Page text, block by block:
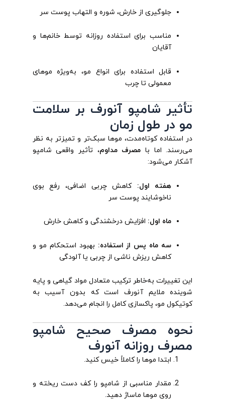
جلوگیری از خارش، شوره و التهاب پوست سر
مناسب برای استفاده روزانه توسط خانم‌ها و
آقایان
قابل استفاده برای انواع مو، به‌ویژه موهای
معمولی تا چرب
تأثیر شامپو آنورف بر سلامت
مو در طول زمان
در استفاده کوتاه‌مدت، موها سبک‌تر و تمیزتر به نظر
می‌رسند. اما با مصرف مداوم، تأثیر واقعی شامپو
آشکار می‌شود:
هفته اول: کاهش چربی اضافی، رفع بوی
ناخوشایند پوست سر
ماه اول: افزایش درخشندگی و کاهش خارش
سه ماه پس از استفاده: بهبود استحکام مو و
کاهش ریزش ناشی از چربی یا آلودگی
این تغییرات به‌خاطر ترکیب متعادل مواد گیاهی و پایه
شوینده ملایم آنورف است که بدون آسیب به
کوتیکول مو، پاکسازی کامل را انجام می‌دهد.
نحوه مصرف صحیح شامپو
مصرف روزانه آنورف
ابتدا موها را کاملاً خیس کنید.
مقدار مناسبی از شامپو را کف دست ریخته و
روی موها ماساژ دهید.